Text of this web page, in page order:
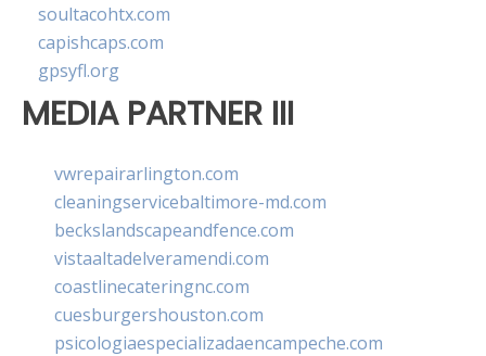
soultacohtx.com
capishcaps.com
gpsyfl.org
MEDIA PARTNER III
vwrepairarlington.com
cleaningservicebaltimore-md.com
beckslandscapeandfence.com
vistaaltadelveramendi.com
coastlinecateringnc.com
cuesburgershouston.com
psicologiaespecializadaencampeche.com